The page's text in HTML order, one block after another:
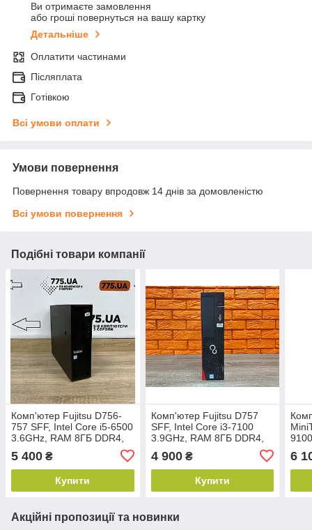
Ви отримаєте замовлення
або гроші повернуться на вашу картку
Детальніше
Оплатити частинами
Післяплата
Готівкою
Всі умови оплати
Умови повернення
Повернення товару впродовж 14 днів за домовленістю
Всі умови повернення
Подібні товари компанії
Комп'ютер Fujitsu D756-
757 SFF, Intel Core i5-6500
3.6GHz, RAM 8ГБ DDR4,
5 400 ₴
Купити
Комп'ютер Fujitsu D757
SFF, Intel Core i3-7100
3.9GHz, RAM 8ГБ DDR4,
4 900₴
Купити
6
Акційні пропозиції та новинки